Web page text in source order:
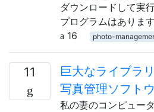
ダウンロードして実
プログラムはありま
16
photo-
11
巨大なライブラ
写真管理ソフト
私の妻のコンピュー